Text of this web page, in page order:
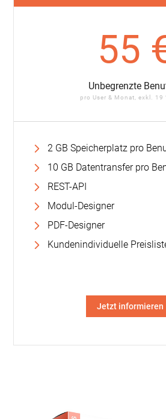
55
Unbegrenzte
pro User & Monat, exkl. 19
2 GB Speicherplatz pro
10 GB Datentransfer pro
REST-API
Modul-Designer
PDF-Designer
Kundenindividuelle
Jetzt informieren